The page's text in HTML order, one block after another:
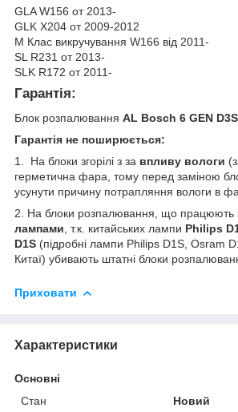
GLA W156 от 2013-
GLK X204 от 2009-2012
М Клас викручування W166 від 2011-
SL R231 от 2013-
SLK R172 от 2011-
Гарантія:
Блок розпалювання AL Bosch 6 GEN D3S
Гарантія не поширюється:
1. На блоки згорілі з за впливу вологи
герметична фара, тому перед заміною
усунути причину потрапляння вологи в
2. На блоки розпалювання, що працюють
лампами , т.к. китайських лампи Philips
D1S (підробні лампи Philips D1S, Osram
Китаї) убивають штатні блоки
Приховати
Характеристики
Основні
Стан
Новий